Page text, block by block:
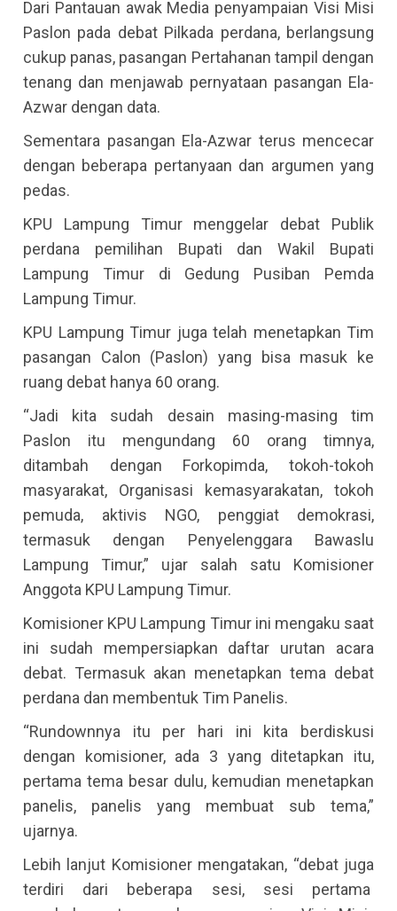
Dari Pantauan awak Media penyampaian Visi Misi
Paslon pada debat Pilkada perdana, berlangsung
cukup panas, pasangan Pertahanan tampil dengan
tenang dan menjawab pernyataan pasangan Ela-
Azwar dengan data.
Sementara pasangan Ela-Azwar terus mencecar
dengan beberapa pertanyaan dan argumen yang
pedas.
KPU Lampung Timur menggelar debat Publik
perdana pemilihan Bupati dan Wakil Bupati
Lampung Timur di Gedung Pusiban Pemda
Lampung Timur.
KPU Lampung Timur juga telah menetapkan Tim
pasangan Calon (Paslon) yang bisa masuk ke
ruang debat hanya 60 orang.
“Jadi kita sudah desain masing-masing tim
Paslon itu mengundang 60 orang timnya,
ditambah dengan Forkopimda, tokoh-tokoh
masyarakat, Organisasi kemasyarakatan, tokoh
pemuda, aktivis NGO, penggiat demokrasi,
termasuk dengan Penyelenggara Bawaslu
Lampung Timur,” ujar salah satu Komisioner
Anggota KPU Lampung Timur.
Komisioner KPU Lampung Timur ini mengaku saat
ini sudah mempersiapkan daftar urutan acara
debat. Termasuk akan menetapkan tema debat
perdana dan membentuk Tim Panelis.
“Rundownnya itu per hari ini kita berdiskusi
dengan komisioner, ada 3 yang ditetapkan itu,
pertama tema besar dulu, kemudian menetapkan
panelis, panelis yang membuat sub tema,”
ujarnya.
Lebih lanjut Komisioner mengatakan, “debat juga
terdiri dari beberapa sesi, sesi pertama